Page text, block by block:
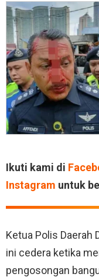
Ikuti kami di
Instagram untuk
Ketua Polis Daerah
ini cedera ketika
pengosongan